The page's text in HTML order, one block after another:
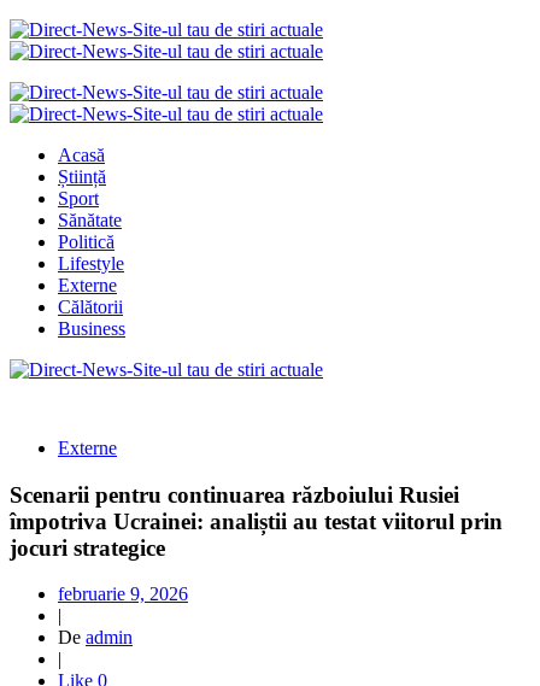
Acasă
Știință
Sport
Sănătate
Politică
Lifestyle
Externe
Călătorii
Business
Externe
Scenarii pentru continuarea războiului Rusiei
împotriva Ucrainei: analiștii au testat viitorul prin
jocuri strategice
februarie 9, 2026
|
De admin
|
Like 0